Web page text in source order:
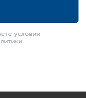
условия